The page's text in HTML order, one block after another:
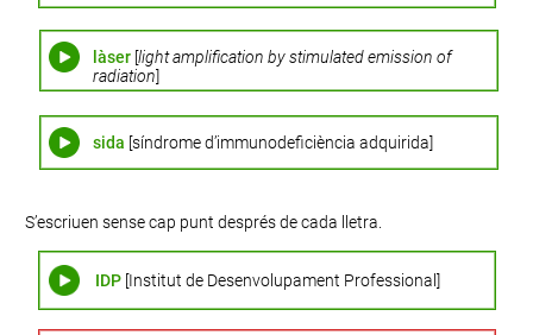
làser[light amplification by stimulated emission of
radiation]
sida [síndrome d’immunodeficiència adquirida]
S’escriuen sense cap punt després de cada lletra.
IDP[Institut de Desenvolupament Professional]